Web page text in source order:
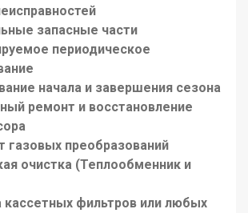
запасные части
периодическое
начала и завершения сезона
ремонт и восстановление
газовых преобразований
очистка (Теплообменник и
кассетных фильтров или любых